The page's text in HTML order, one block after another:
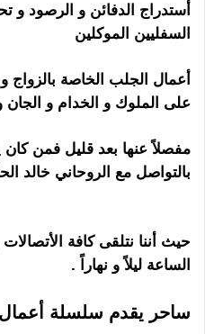
أستدراج الدفائن و الرصود و
السفليين الموكلين
أعمال الجلب الخاصة بالزواج
على الملوك و الخدام و
مفصلاً عنها بعد قليل فمن
بالتواصل مع الروحاني خالد
حيث أننا نتلقى كافة
الساعة ليلاً و نهاراً .
ساحر يقدم سلسلة